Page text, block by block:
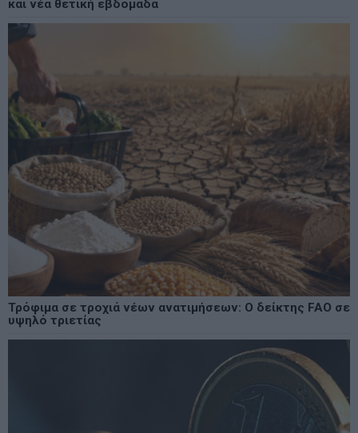
και νέα θετική εβδομάδα
Τρόφιμα σε τροχιά νέων ανατιμήσεων: Ο δείκτης FAO σε
υψηλό τριετίας